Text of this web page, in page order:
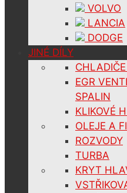
VOLVO
LANCIA
DODGE
JINÉ DÍLY
EGR
SPALIN
KLIKOVÉ
OLEJE A
ROZVODY
TURBA
KRYT